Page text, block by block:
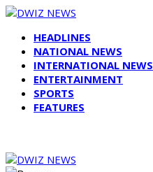
HEADLINES
NATIONAL NEWS
INTERNATIONAL NEWS
ENTERTAINMENT
SPORTS
FEATURES